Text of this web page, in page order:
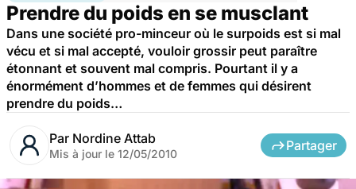
Prendre du poids en se musclant
Dans une société pro-minceur où le surpoids est si mal
vécu et si mal accepté, vouloir grossir peut paraître
étonnant et souvent mal compris. Pourtant il y a
énormément d’hommes et de femmes qui désirent
prendre du poids…
Par Nordine Attab
Mis à jour le 12/05/2010
Partager